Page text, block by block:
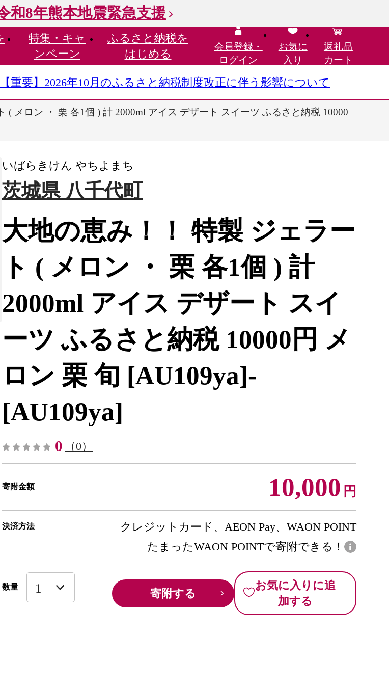
和8年熊本地震緊急支援
特集・ キャ
ンペーン
ふるさと納税を
はじめる
会員登録・
ログイン
お気に
入り
返礼品
カート
【重要】2026年10月のふるさと納税制度改正に伴う影響について
( メロン ・ 栗 各1個 ) 計 2000ml アイス デザート スイーツ ふるさと納税 10000
いばらきけん やちよまち
茨城県 八千代町
大地の恵み！！ 特製 ジェラー
ト ( メロン ・ 栗 各1個 ) 計
2000ml アイス デザート スイ
ーツ ふるさと納税 10000円 メ
ロン 栗 旬 [AU109ya]-
[AU109ya]
0 （0）
寄附金額 10,000 円
決済方法
クレジットカード、AEON Pay、WAON POINT
たまったWAON POINTで寄附できる！
数量 寄附する
お気に入りに追
加する